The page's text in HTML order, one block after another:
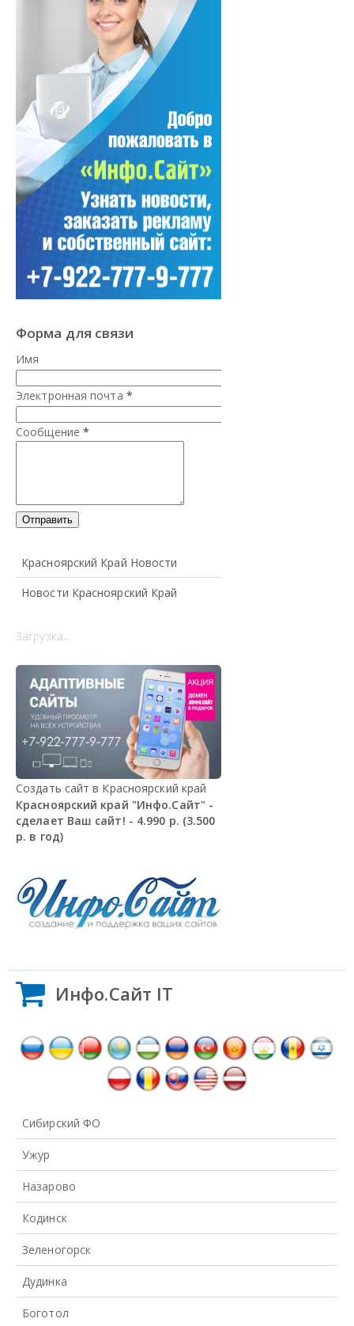
Форма для связи
Имя
Электронная почта *
Сообщение *
Красноярский Край Новости
Новости Красноярский Край
Загрузка...
Создать сайт в Красноярский край
Красноярский край "Инфо.Сайт" -
сделает Ваш сайт! - 4.990 р. (3.500
р. в год)
Инфо.Сайт IT
Сибирский ФО
Ужур
Назарово
Кодинск
Зеленогорск
Дудинка
Боготол